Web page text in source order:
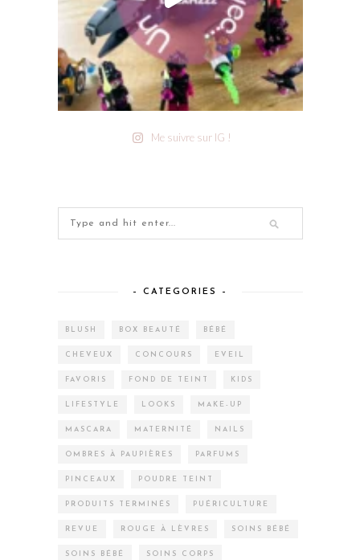
Me suivre sur IG !
– CATEGORIES –
BLUSH BOX BEAUTÉ BÉBÉ
CHEVEUX CONCOURS EVEIL
FAVORIS FOND DE TEINT KIDS
LIFESTYLE LOOKS MAKE-UP
MASCARA MATERNITÉ NAILS
OMBRES À PAUPIÈRES PARFUMS
PINCEAUX POUDRE TEINT
PRODUITS TERMINÉS PUÉRICULTURE
REVUE ROUGE À LÈVRES SOINS BÉBÉ
SOINS BÉBÉ SOINS CORPS